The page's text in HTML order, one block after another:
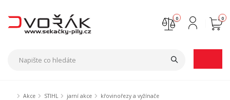
0
0
Akce STIHL jarní akce křovinořezy a vyžínače